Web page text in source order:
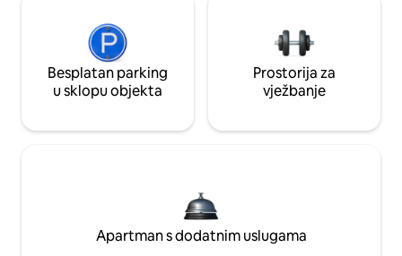
Besplatan parking
u sklopu objekta
Prostorija za
vježbanje
Apartman s dodatnim uslugama